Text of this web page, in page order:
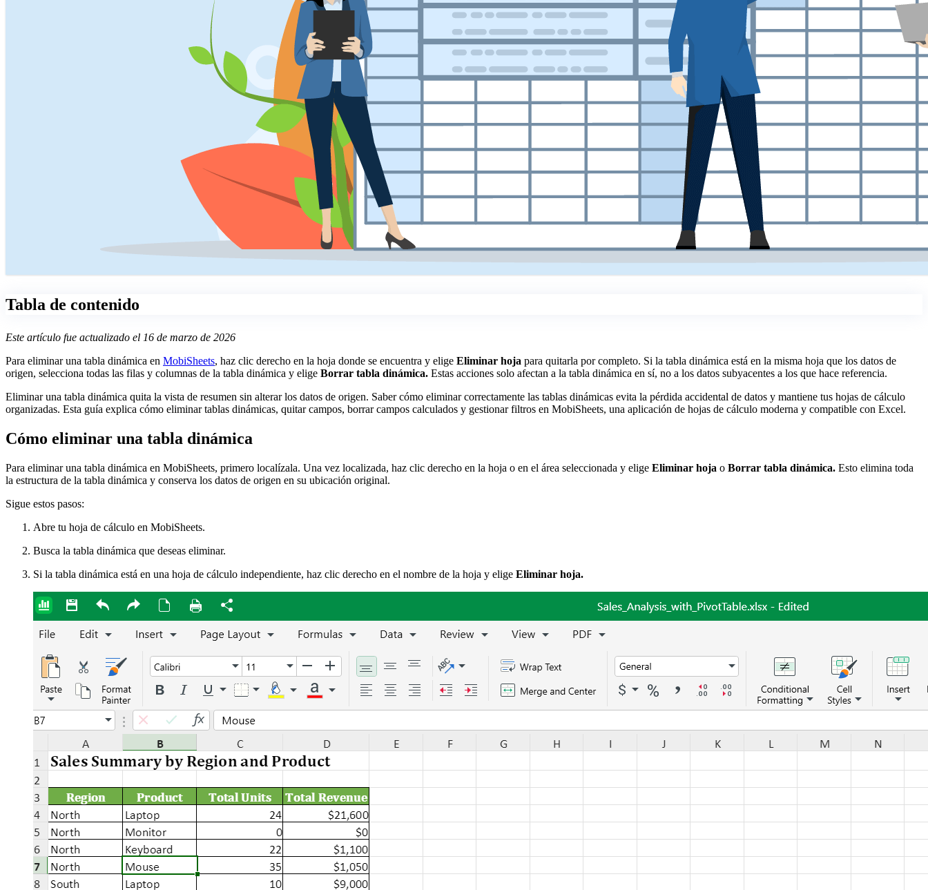
Tabla de contenido
Este artículo fue actualizado el 16 de marzo de 2026
Para eliminar una tabla dinámica en MobiSheets, haz clic derecho en la hoja donde se encuentra y elige Eliminar hoja para quitarla por completo. Si la tabla dinámica está en la misma hoja que los datos de
origen, selecciona todas las filas y columnas de la tabla dinámica y elige Borrar tabla dinámica. Estas acciones solo afectan a la tabla dinámica en sí, no a los datos subyacentes a los que hace referencia.
Eliminar una tabla dinámica quita la vista de resumen sin alterar los datos de origen. Saber cómo eliminar correctamente las tablas dinámicas evita la pérdida accidental de datos y mantiene tus hojas de cálculo
organizadas. Esta guía explica cómo eliminar tablas dinámicas, quitar campos, borrar campos calculados y gestionar filtros en MobiSheets, una aplicación de hojas de cálculo moderna y compatible con Excel.
Cómo eliminar una tabla dinámica
Para eliminar una tabla dinámica en MobiSheets, primero localízala. Una vez localizada, haz clic derecho en la hoja o en el área seleccionada y elige Eliminar hoja o Borrar tabla dinámica. Esto elimina toda
la estructura de la tabla dinámica y conserva los datos de origen en su ubicación original.
Sigue estos pasos:
Abre tu hoja de cálculo en MobiSheets.
Busca la tabla dinámica que deseas eliminar.
Si la tabla dinámica está en una hoja de cálculo independiente, haz clic derecho en el nombre de la hoja y elige Eliminar hoja.